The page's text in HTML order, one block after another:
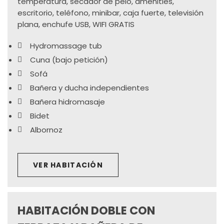
escritorio, teléfono, minibar, caja fuerte, televisión
plana, enchufe USB, WIFI GRATIS
Hydromassage tub
Cuna (bajo petición)
Sofá
Bañera y ducha independientes
Bañera hidromasaje
Bidet
Albornoz
VER HABITACIÓN
HABITACIÓN DOBLE CON